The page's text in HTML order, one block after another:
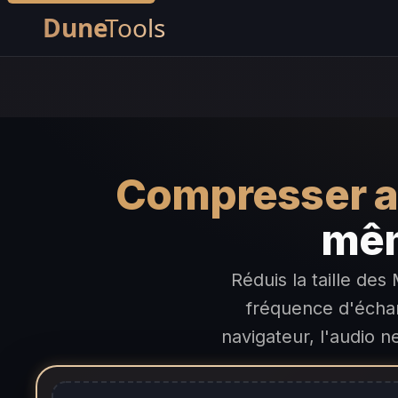
Compresser
Réduis la taille
fréquence
navigateur, l'audio